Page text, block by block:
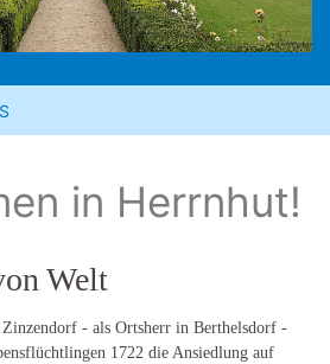
in Herrnhut!
Welt
- als Ortsherr in Berthelsdorf -
1722 die Ansiedlung auf